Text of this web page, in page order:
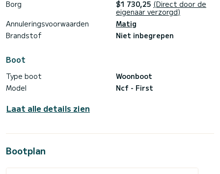
meerprijs): parkeerplaats auto, supplement huisdier aan
boord, opvouwbare fietsen, gidskaarten, transfer, roeiboot,
begeleider, barbecue, Wi-Fi, eindschoonmaak. Neem contact
met ons op en organiseer uw vakantie aan boord van de NCF
Borg
$1 730,25 (Direct door de
eigenaar verzorgd)
Annuleringsvoorwaarden
Matig
Brandstof
Niet inbegrepen
Boot
Type boot
Woonboot
Model
Ncf - First
Laat alle details zien
Bootplan